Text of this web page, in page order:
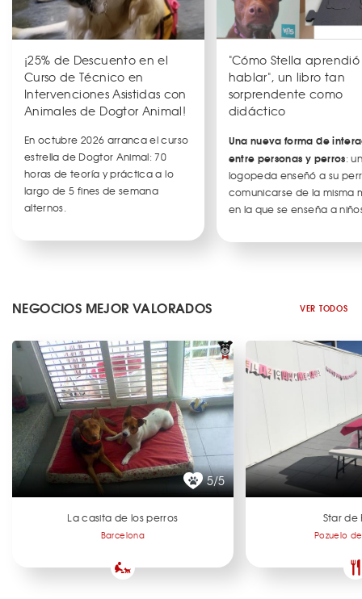
¡25% de Descuento en el
Curso de Técnico en
Intervenciones Asistidas con
Animales de Dogtor Animal!
En octubre 2026 arranca el curso
estrella de Dogtor Animal: 70
horas de teoría y práctica a lo
largo de 5 fines de semana
alternos.
"Cómo Stella
hablar", un libro tan
sorprendente como
didáctico
Una nueva forma de
entre personas y perros:
logopeda enseñó a su
comunicarse de la misma
en la que se enseña a
NEGOCIOS MEJOR VALORADOS VER TODOS
5/5
La casita de los perros
Barcelona
Star de
Pozuelo